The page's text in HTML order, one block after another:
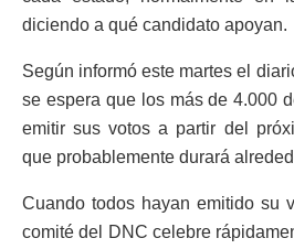
diciendo a qué candidato apoyan.
Según informó este martes el
se espera que los más de 4.000
emitir sus votos a partir del
que probablemente durará
Cuando todos hayan emitido su
comité del DNC celebre